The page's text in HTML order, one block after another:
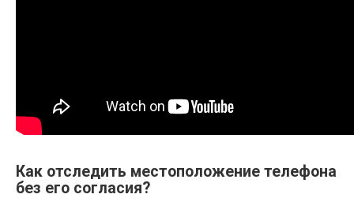
Как отследить местоположение телефона
без его согласия?